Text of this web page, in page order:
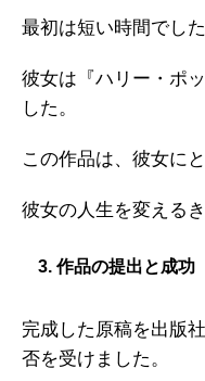
最初は短い時間でし
彼女は『ハリー・ポ
した。
この作品は、彼女に
彼女の人生を変える
3. 作品の提出と成功
完成した原稿を出版
否を受けました。